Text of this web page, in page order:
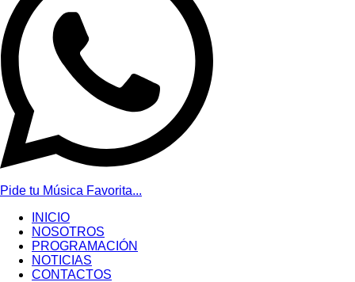
Pide tu Música Favorita...
INICIO
NOSOTROS
PROGRAMACIÓN
NOTICIAS
CONTACTOS